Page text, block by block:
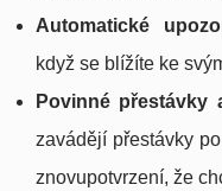
Automatické
když se blížíte ke
Povinné přestávky
zavádějí přestávky
znovupotvrzení, že